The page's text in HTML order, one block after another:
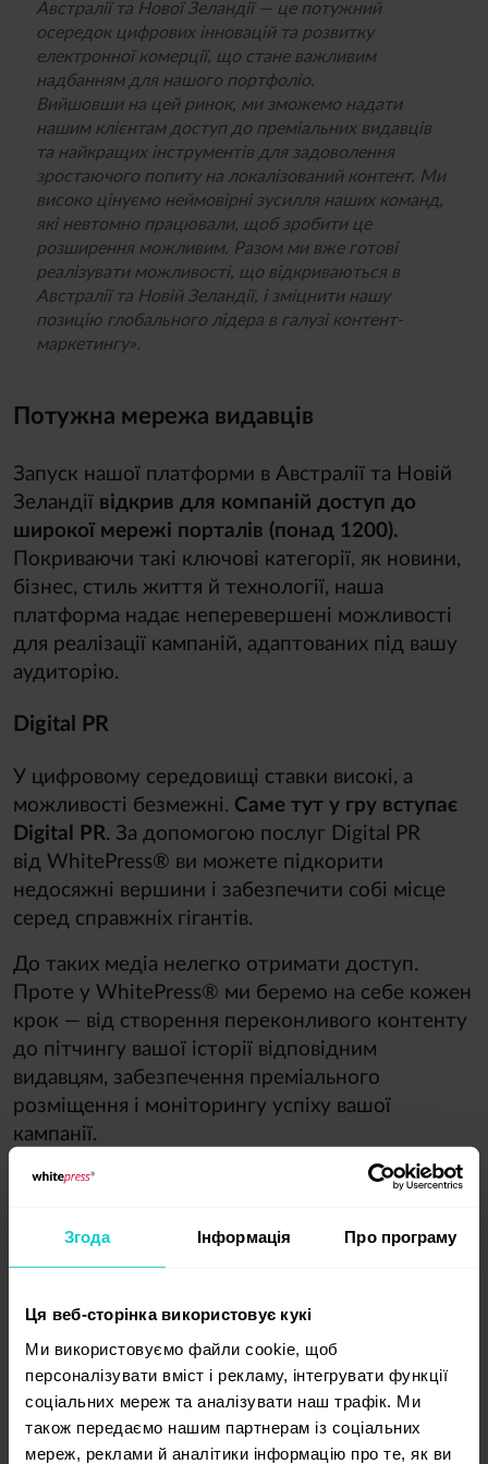
Згода Інформація Про програму
Ця веб-сторінка використовує кукі
Ми використовуємо файли cookie, щоб
персоналізувати вміст і рекламу, інтегрувати функції
соціальних мереж та аналізувати наш трафік. Ми
також передаємо нашим партнерам із соціальних
мереж, реклами й аналітики інформацію про те, як ви
Австралії та Нової Зеландії — це потужний
осередок цифрових інновацій та розвитку
електронної комерції, що стане важливим
надбанням для нашого портфоліо.
Вийшовши на цей ринок, ми зможемо надати
нашим клієнтам доступ до преміальних видавців
та найкращих інструментів для задоволення
зростаючого попиту на локалізований контент. Ми
високо цінуємо неймовірні зусилля наших команд,
які невтомно працювали, щоб зробити це
розширення можливим. Разом ми вже готові
реалізувати можливості, що відкриваються в
Австралії та Новій Зеландії, і зміцнити нашу
позицію глобального лідера в галузі контент-
маркетингу».
Потужна мережа видавців
Запуск нашої платформи в Австралії та Новій
Зеландії відкрив для компаній доступ до
широкої мережі порталів (понад 1200).
Покриваючи такі ключові категорії, як новини,
бізнес, стиль життя й технології, наша
платформа надає неперевершені можливості
для реалізації кампаній, адаптованих під вашу
аудиторію.
Digital PR
У цифровому середовищі ставки високі, а
можливості безмежні. Саме тут у гру вступає
Digital PR. За допомогою послуг Digital PR
від WhitePress® ви можете підкорити
недосяжні вершини і забезпечити собі місце
серед справжніх гігантів.
До таких медіа нелегко отримати доступ.
Проте у WhitePress® ми беремо на себе кожен
крок — від створення переконливого контенту
до пітчингу вашої історії відповідним
видавцям, забезпечення преміального
розміщення і моніторингу успіху вашої
кампанії.
Ми з радістю допоможемо вам розповісти
бренду та налагодити зв’язок з аудиторією так,
щоб це дійсно мало сенс.
PR вже сьогодні. З нами ваша історія з’явиться
на важливих сайтах, буде показана зацікавленій
аудиторії, а ваш бренд не просто побачать, а
запам’ятають.